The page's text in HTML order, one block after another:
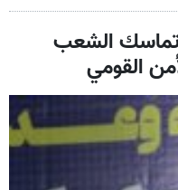
وتماسك الشعب
القومي